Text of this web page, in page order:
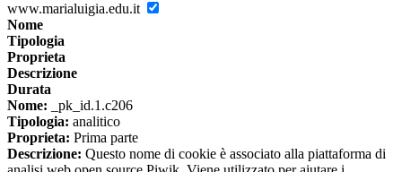
www.marialuigia.edu.it
Nome
Tipologia
Proprieta
Descrizione
Durata
Nome: _pk_id.1.c206
Tipologia: analitico
Proprieta: Prima parte
Descrizione: Questo nome di cookie è associato alla piattaforma di